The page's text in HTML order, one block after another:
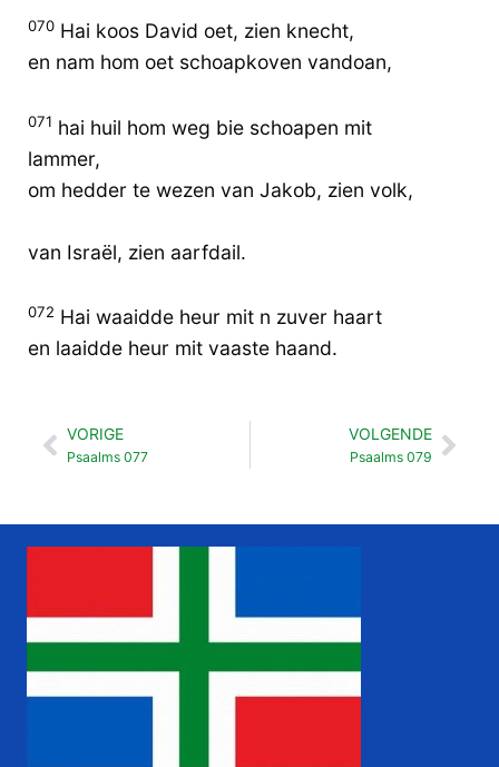
070 Hai koos David oet, zien knecht,
en nam hom oet schoapkoven vandoan,
071 hai huil hom weg bie schoapen mit
lammer,
om hedder te wezen van Jakob, zien volk,
van Israël, zien aarfdail.
072 Hai waaidde heur mit n zuver haart
en laaidde heur mit vaaste haand.
Vorige
VORIGE
Psaalms 077
VOLGENDE
Psaalms 079